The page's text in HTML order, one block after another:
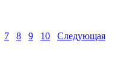
7 8 9 10 Следующая